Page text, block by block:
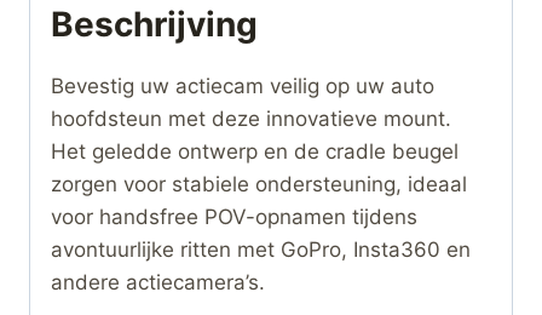
Beschrijving
Bevestig uw actiecam veilig op uw auto
hoofdsteun met deze innovatieve mount.
Het geledde ontwerp en de cradle beugel
zorgen voor stabiele ondersteuning, ideaal
voor handsfree POV-opnamen tijdens
avontuurlijke ritten met GoPro, Insta360 en
andere actiecamera’s.